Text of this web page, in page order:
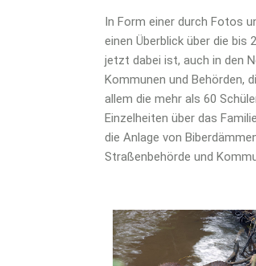
In Form einer durch Fotos
einen Überblick über die bis
jetzt dabei ist, auch in den
Kommunen und Behörden,
allem die mehr als 60
Einzelheiten über das
die Anlage von
Straßenbehörde und